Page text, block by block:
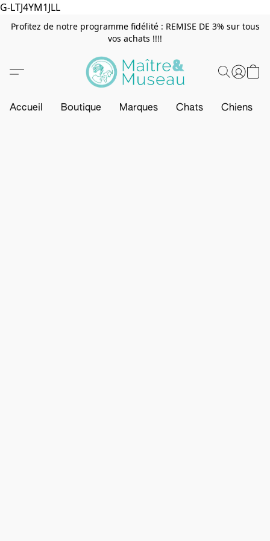
G-LTJ4YM1JLL
Profitez de notre programme fidélité : REMISE DE 3% sur tous
vos achats !!!!
Accueil Boutique Marques Chats Chiens